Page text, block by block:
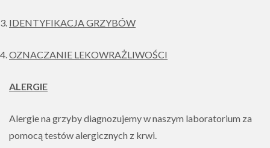
IDENTYFIKACJA GRZYBÓW
OZNACZANIE LEKOWRAŻLIWOŚCI
ALERGIE
Alergie na grzyby diagnozujemy w naszym laboratorium za
pomocą testów alergicznych z krwi.